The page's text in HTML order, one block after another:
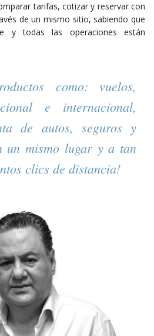
tarifas, cotizar y reservar con
de un mismo sitio, sabiendo que
y todas las operaciones están
como: vuelos,
e internacional,
de autos, seguros y
un mismo lugar y a tan
clics de distancia!